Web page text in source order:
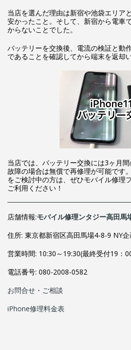
当店を選んだ理由は新宿や池袋エリア
安かったこと。そして、新宿から電車
からないことでした。
バッテリーを交換後、電流の検証と動
であることを確認してから端末を返却
当店では、バッテリー交換には3ヶ月
故障の場合は無償で再修理が可能です
をご検討中の方は、ぜひモバイル修理
ご利用ください！
店舗情報:モバイル修理ンタジー高田馬
住所: 東京都新宿区高田馬場4-8-9 NY
営業時間: 10:30～19:30(最終受付19：
電話番号: 080-2008-0582
お問合せ・ご相談
iPhone修理料金表